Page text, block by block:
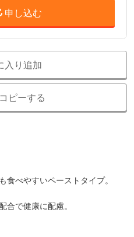
申し込む
入り追加
ピーする
食べやすいペーストタイプ。
合で健康に配慮。